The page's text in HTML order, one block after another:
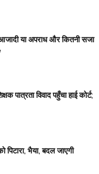
या अपराध और कितनी सजा
पात्रता विवाद पहुँचा हाई कोर्ट;
पिटारा, भैया, बदल जाएगी